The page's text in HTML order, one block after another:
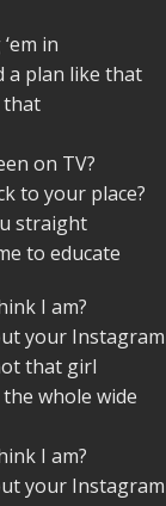
in
a plan like that
that
on TV?
to your place?
straight
to educate
I am?
your Instagram
that girl
whole wide
I am?
your Instagram